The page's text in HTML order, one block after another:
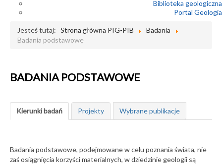
Biblioteka geologiczna
Portal Geologia
Jesteś tutaj: Strona główna PIG-PIB
Badania
Badania podstawowe
BADANIA PODSTAWOWE
Kierunki badań Projekty Wybrane publikacje
Badania podstawowe, podejmowane w celu poznania świata, nie
zaś osiągnięcia korzyści materialnych, w dziedzinie geologii są